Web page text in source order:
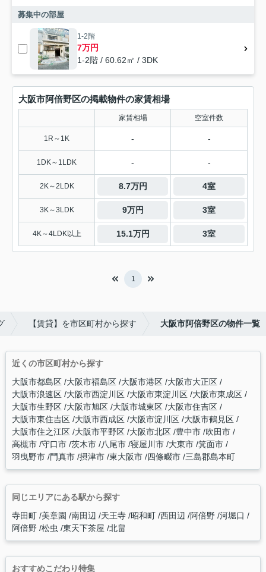
募集中の部屋
1-2階
7万円
1-2階 / 60.62㎡ / 3DK
大阪市阿倍野区の掲載物件の家賃相場
家賃相場 空室件数
1R～1K - -
1DK～1LDK - -
2K～2LDK 8.7万円 4室
3K～3LDK 9万円 3室
4K～4LDK以上 15.1万円 3室
1
【賃貸】を市区町村から探す 大阪市阿倍野区の物件一覧
近くの市区町村から探す
大阪市都島区 大阪市福島区 大阪市港区 大阪市大正区
大阪市浪速区 大阪市西淀川区 大阪市東淀川区 大阪市東成区
大阪市生野区 大阪市旭区 大阪市城東区 大阪市住吉区
大阪市東住吉区 大阪市西成区 大阪市淀川区 大阪市鶴見区
大阪市住之江区 大阪市平野区 大阪市北区 豊中市 吹田市
高槻市 守口市 茨木市 八尾市 寝屋川市 大東市 箕面市
羽曳野市 門真市 摂津市 東大阪市 四條畷市 三島郡島本町
同じエリアにある駅から探す
寺田町 美章園 南田辺 天王寺 昭和町 西田辺 阿倍野 河堀口
阿倍野 松虫 東天下茶屋 北畠
おすすめこだわり特集